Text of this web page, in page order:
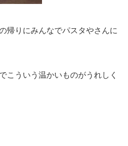
帰りにみんなでパスタやさんに
こういう温かいものがうれしく